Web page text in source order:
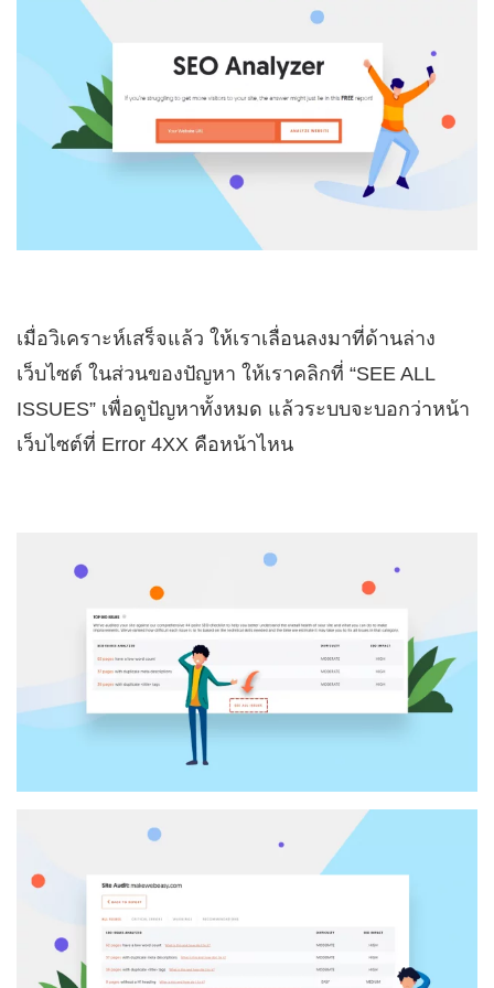
เมื่อวิเคราะห์เสร็จแล้ว ให้เราเลื่อนลงมาที่ด้านล่าง
เว็บไซต์ ในส่วนของปัญหา ให้เราคลิกที่ “SEE ALL
ISSUES” เพื่อดูปัญหาทั้งหมด แล้วระบบจะบอกว่าหน้า
เว็บไซต์ที่ Error 4XX คือหน้าไหน